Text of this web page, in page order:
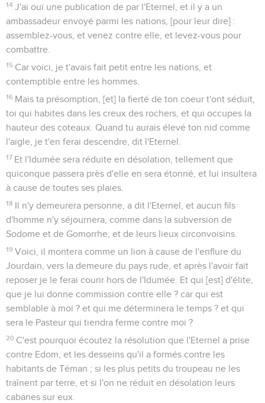
14 J'ai ouï une publication de par l'Eternel, et il y a un
ambassadeur envoyé parmi les nations, [pour leur dire] :
assemblez-vous, et venez contre elle, et levez-vous pour
combattre.
15 Car voici, je t'avais fait petit entre les nations, et
contemptible entre les hommes.
16 Mais ta présomption, [et] la fierté de ton coeur t'ont séduit,
toi qui habites dans les creux des rochers, et qui occupes la
hauteur des coteaux. Quand tu aurais élevé ton nid comme
l'aigle, je t'en ferai descendre, dit l'Eternel.
17 Et l'Idumée sera réduite en désolation, tellement que
quiconque passera près d'elle en sera étonné, et lui insultera
à cause de toutes ses plaies.
18 Il n'y demeurera personne, a dit l'Eternel, et aucun fils
d'homme n'y séjournera, comme dans la subversion de
Sodome et de Gomorrhe, et de leurs lieux circonvoisins.
19 Voici, il montera comme un lion à cause de l'enflure du
Jourdain, vers la demeure du pays rude, et après l'avoir fait
reposer je le ferai courir hors de l'Idumée. Et qui [est] d'élite,
que je lui donne commission contre elle ? car qui est
semblable à moi ? et qui me déterminera le temps ? et qui
sera le Pasteur qui tiendra ferme contre moi ?
20 C'est pourquoi écoutez la résolution que l'Eternel a prise
contre Edom, et les desseins qu'il a formés contre les
habitants de Téman ; si les plus petits du troupeau ne les
traînent par terre, et si l'on ne réduit en désolation leurs
cabanes sur eux.